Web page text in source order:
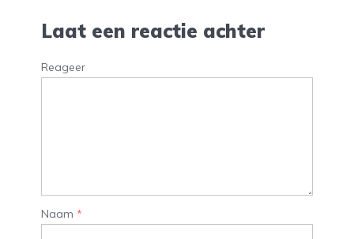
Laat een reactie achter
Reageer
Naam *